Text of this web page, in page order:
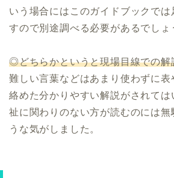
いう場合にはこのガイドブックでは
すので別途調べる必要があるでしょ
◎どちらかというと現場目線での解
難しい言葉などはあまり使わずに表
絡めた分かりやすい解説がされては
祉に関わりのない方が読むのには無
うな気がしました。